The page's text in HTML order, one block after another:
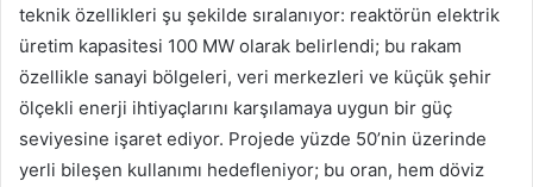
teknik özellikleri şu şekilde sıralanıyor: reaktörün elektrik
üretim kapasitesi 100 MW olarak belirlendi; bu rakam
özellikle sanayi bölgeleri, veri merkezleri ve küçük şehir
ölçekli enerji ihtiyaçlarını karşılamaya uygun bir güç
seviyesine işaret ediyor. Projede yüzde 50’nin üzerinde
yerli bileşen kullanımı hedefleniyor; bu oran, hem döviz